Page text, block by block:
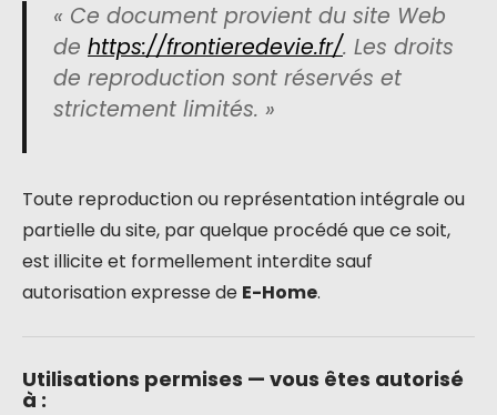
« Ce document provient du site Web
de https://frontieredevie.fr/. Les droits
de reproduction sont réservés et
strictement limités. »
Toute reproduction ou représentation intégrale ou
partielle du site, par quelque procédé que ce soit,
est illicite et formellement interdite sauf
autorisation expresse de E-Home.
Utilisations permises — vous êtes autorisé
à :